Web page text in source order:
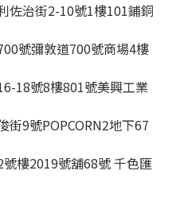
佐治街2-10號1樓101鋪銅
號彌敦道700號商場4樓
18號8樓801號美興工業
街9號POPCORN2地下67
樓2019號舖68號 千色匯